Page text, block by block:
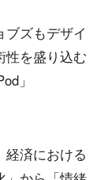
ズもデザイ
性を盛り込む
」
経済における